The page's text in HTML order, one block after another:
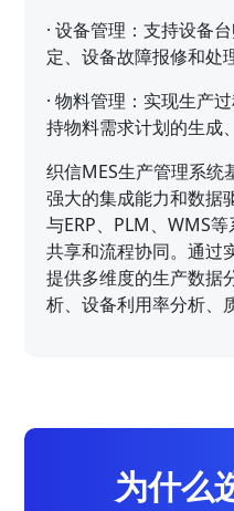
·设备管理：支持设备
定、设备故障报修和处
·物料管理：实现生产
持物料需求计划的生成
织信MES生产管理系统
强大的集成能力和数据
与ERP、PLM、WMS
共享和流程协同。通过
提供多维度的生产数据
析、设备利用率分析、
为什么